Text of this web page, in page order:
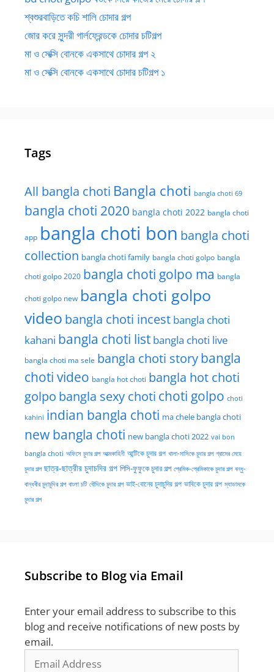
শ্বশুরবাড়িতে কচি শালি চোদার গল্প
জোর করে সুন্দরী গার্লফ্রেন্ডকে চোদার চটিগল্প
মা ও সেক্সি বোনকে একসাথে চোদার গল্প ২
মা ও সেক্সি বোনকে একসাথে চোদার চটিগল্প ১
Tags
All bangla choti Bangla choti bangla choti 69
bangla choti 2020 bangla choti 2022 bangla choti
app bangla choti bon bangla choti
collection bangla choti family bangla choti golpo bangla
choti golpo 2020 bangla choti golpo ma bangla
choti golpo new bangla choti golpo
video bangla choti incest bangla choti
kahani bangla choti list bangla choti live
bangla choti ma sele bangla choti storybangla
choti video bangla hot choti bangla hot choti
golpo bangla sexy choti choti golpo choti
kahini indian bangla choti ma chele bangla choti
new bangla choti new bangla choti 2022 vai bon
bangla choti অফিসে চুদার গল্প আত্মকাহিনী আন্টিকে চুদার গল্প খালা-মাসিকে চুদার গল্প গ্রামের মেয়ে
চুদার গল্প ছাত্র-ছাত্রীর চুদাচদির গল্প পিসি-ফুফুকে চুদার গল্প প্রেমিক-প্রেমিকাকে চুদার গল্প বন্ধু-
বান্ধবীর চুদাচুদির গল্প বাংলা চটি বৌদিকে চুদার গল্প ভাই-বোনের চুদাচুদির গল্প ভাবিকে চুদার গল্প ম্যাডামকে
চুদার গল্প
Subscribe to Blog via Email
Enter your email address to subscribe to this
blog and receive notifications of new posts by
email.